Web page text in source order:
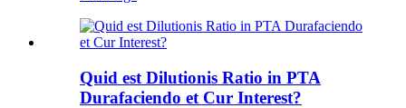
Quid est Dilutionis Ratio in PTA
Durafaciendo et Cur Interest?